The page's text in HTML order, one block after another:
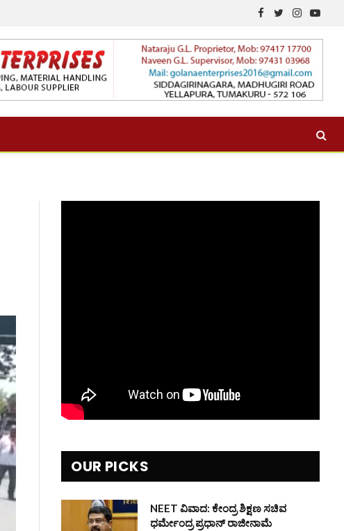
Facebook
TwitterInstagram
OUR PICKS
NEET ವಿವಾದ: ಕೇಂದ್ರ ಶಿಕ್ಷಣ ಸಚಿವ
ಧರ್ಮೇಂದ್ರ ಪ್ರಧಾನ್ ರಾಜೀನಾಮೆ